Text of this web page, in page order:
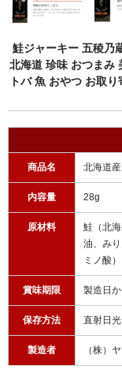
鮭ジャーキー 五稜乃
北海道 珍味 おつまみ
トバ 魚 おやつ お取
商品名 北海道
内容量 28g
原材料
鮭（北
油、み
ミノ酸
賞味期限 製造日
保存方法 直射日
製造者 （株）